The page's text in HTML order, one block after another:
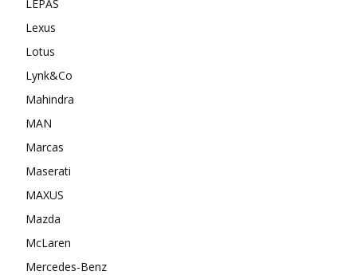
LEPAS
Lexus
Lotus
Lynk&Co
Mahindra
MAN
Marcas
Maserati
MAXUS
Mazda
McLaren
Mercedes-Benz